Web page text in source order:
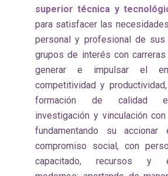
superior técnica y
para satisfacer las
personal y profesional de
grupos de interés con
generar e impulsar el
competitividad y
formación de calidad
investigación y vinculación
fundamentando su
compromiso social, con
capacitado, recursos y